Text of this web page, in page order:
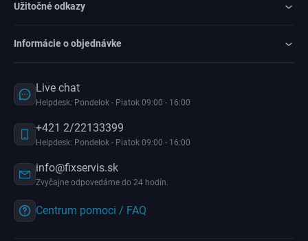
Užitočné odkazy
Informácie o objednávke
Live chat
Helpdesk: Pondelok - Piatok 09:00 - 16:00
+421 2/22133399
Helpdesk: Pondelok - Piatok 09:00 - 16:00
info@fixservis.sk
Zvyčajne odpovedáme do 24 hodín.
Centrum pomoci / FAQ